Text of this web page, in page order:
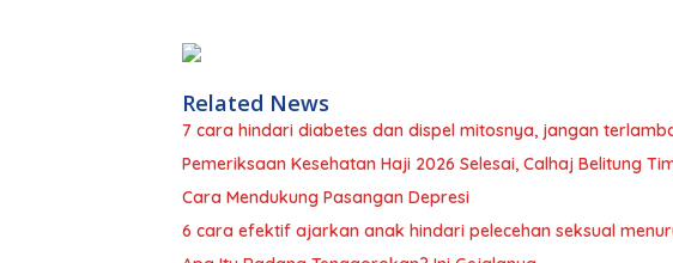
Related News
7 cara hindari diabetes dan dispel mitosnya, jangan
Pemeriksaan Kesehatan Haji 2026 Selesai, Calhaj Belitung
Cara Mendukung Pasangan Depresi
6 cara efektif ajarkan anak hindari pelecehan seksual